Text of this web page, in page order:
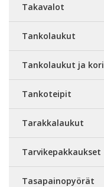
Takavalot
Tankolaukut
Tankolaukut ja
Tankoteipit
Tarakkalaukut
Tarvikepakkaukset
Tasapainopyörät